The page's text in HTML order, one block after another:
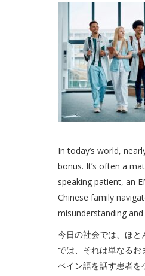
In today’s world,
bonus. It’s often a
speaking patient, an
Chinese family
misunderstanding and
今日の社会では、ほ
では、それは単なる
ペイン語を話す患者